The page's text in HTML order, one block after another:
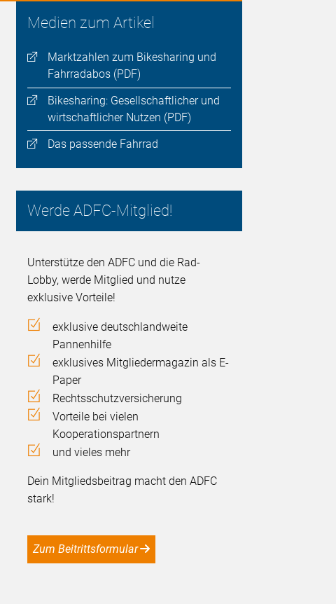
Medien zum Artikel
Marktzahlen zum Bikesharing und
Fahrradabos (PDF)
Bikesharing: Gesellschaftlicher und
wirtschaftlicher Nutzen (PDF)
Das passende Fahrrad
Werde ADFC-Mitglied!
Unterstütze den ADFC und die Rad-
Lobby, werde Mitglied und nutze
exklusive Vorteile!
exklusive deutschlandweite
Pannenhilfe
exklusives Mitgliedermagazin als E-
Paper
Rechtsschutzversicherung
Vorteile bei vielen
Kooperationspartnern
und vieles mehr
Dein Mitgliedsbeitrag macht den ADFC
stark!
Zum Beitrittsformular